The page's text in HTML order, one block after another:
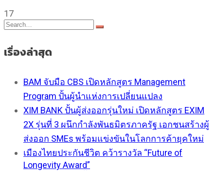
17
เรื่องล่าสุด
BAM จับมือ CBS เปิดหลักสูตร Management
Program ปั้นผู้นำแห่งการเปลี่ยนแปลง
XIM BANK ปั้นผู้ส่งออกรุ่นใหม่ เปิดหลักสูตร EXIM
2X รุ่นที่ 3 ผนึกกำลังพันธมิตรภาครัฐ เอกชนสร้างผู้
ส่งออก SMEs พร้อมแข่งขันในโลกการค้ายุคใหม่
เมืองไทยประกันชีวิต คว้ารางวัล “Future of
Longevity Award”